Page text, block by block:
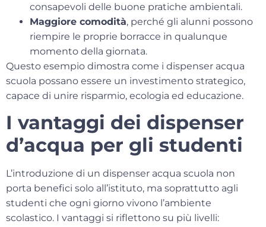
consapevoli delle buone pratiche ambientali.
Maggiore comodità, perché gli alunni possono
riempire le proprie borracce in qualunque
momento della giornata.
Questo esempio dimostra come i dispenser acqua
scuola possano essere un investimento strategico,
capace di unire risparmio, ecologia ed educazione.
I vantaggi dei dispenser
d’acqua per gli studenti
L’introduzione di un dispenser acqua scuola non
porta benefici solo all’istituto, ma soprattutto agli
studenti che ogni giorno vivono l’ambiente
scolastico. I vantaggi si riflettono su più livelli: